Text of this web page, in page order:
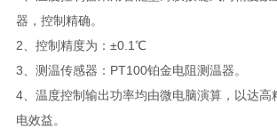
器，控制精确。
2、控制精度为：±0.1℃
3、测温传感器：PT100铂金电阻测温器。
4、温度控制输出功率均由微电脑演算，以达高
电效益。